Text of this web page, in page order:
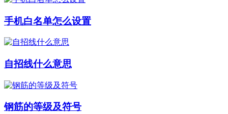
手机白名单怎么设置
自招线什么意思
钢筋的等级及符号